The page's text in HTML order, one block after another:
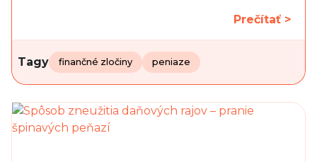
Prečítať >
Tagy finančné zločiny peniaze